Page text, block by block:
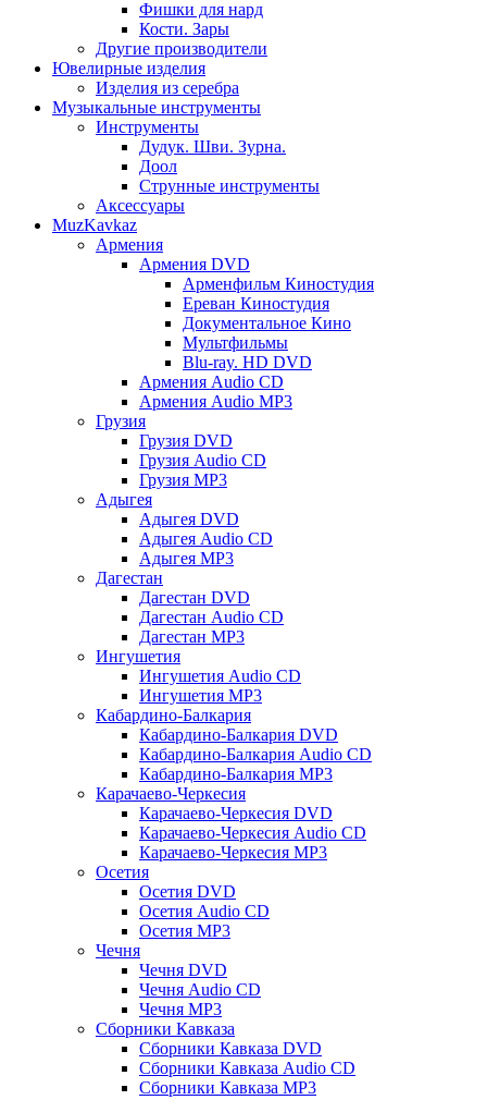
Фишки для нард
Кости. Зары
Другие производители
Ювелирные изделия
Изделия из серебра
Музыкальные инструменты
Инструменты
Дудук. Шви. Зурна.
Доол
Струнные инструменты
Аксессуары
MuzKavkaz
Армения
Армения DVD
Арменфильм Киностудия
Ереван Киностудия
Документальное Кино
Мультфильмы
Blu-ray. HD DVD
Армения Audio CD
Армения Audio MP3
Грузия
Грузия DVD
Грузия Audio CD
Грузия MP3
Адыгея
Адыгея DVD
Адыгея Audio CD
Адыгея MP3
Дагестан
Дагестан DVD
Дагестан Audio CD
Дагестан MP3
Ингушетия
Ингушетия Audio CD
Ингушетия MP3
Кабардино-Балкария
Кабардино-Балкария DVD
Кабардино-Балкария Audio CD
Кабардино-Балкария MP3
Карачаево-Черкесия
Карачаево-Черкесия DVD
Карачаево-Черкесия Audio CD
Карачаево-Черкесия MP3
Осетия
Осетия DVD
Осетия Audio CD
Осетия MP3
Чечня
Чечня DVD
Чечня Audio CD
Чечня MP3
Сборники Кавказа
Сборники Кавказа DVD
Сборники Кавказа Audio CD
Сборники Кавказа MP3